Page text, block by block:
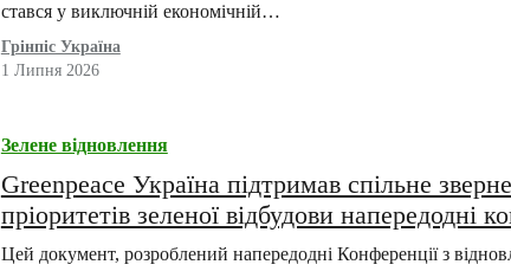
стався у виключній економічній…
Грінпіс Україна
1 Липня 2026
Зелене відновлення
Greenpeace Україна підтримав спільне
пріоритетів зеленої відбудови напередодні
Цей документ, розроблений напередодні Конференції з